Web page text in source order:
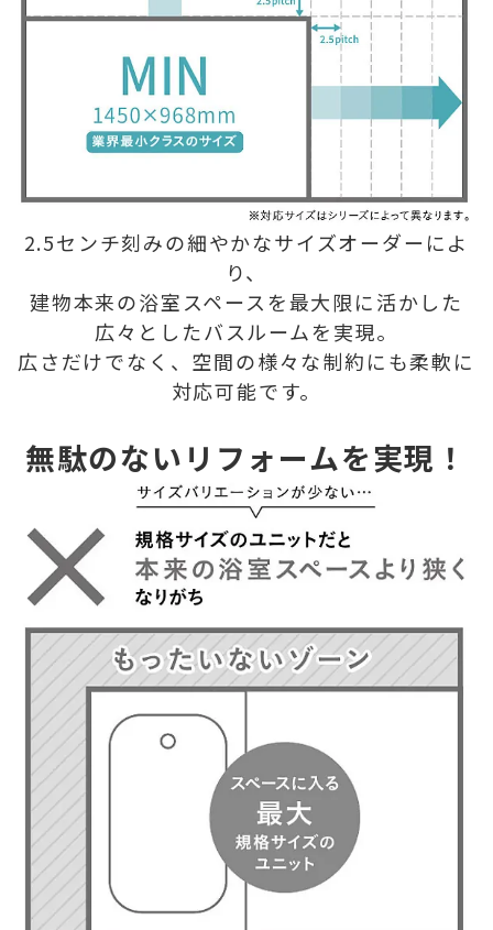
2.5センチ刻みの細やかなサイズオーダーによ
り、
建物本来の浴室スペースを最大限に活かした
広々としたバスルームを実現。
広さだけでなく、空間の様々な制約にも柔軟に
対応可能です。
無駄のないリフォームを実現！